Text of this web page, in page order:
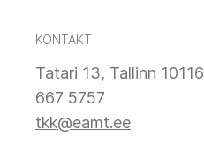
KONTAKT
Tatari 13, Tallinn 10116
667 5757
tkk@eamt.ee